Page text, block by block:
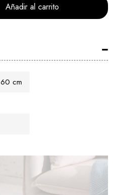
Añadir al carrito
60 cm